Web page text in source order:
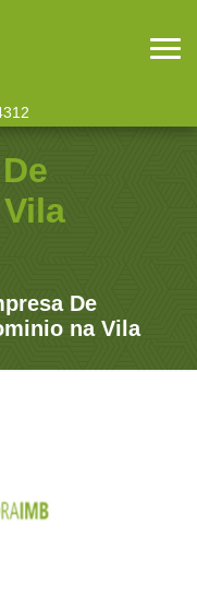
De
na Vila